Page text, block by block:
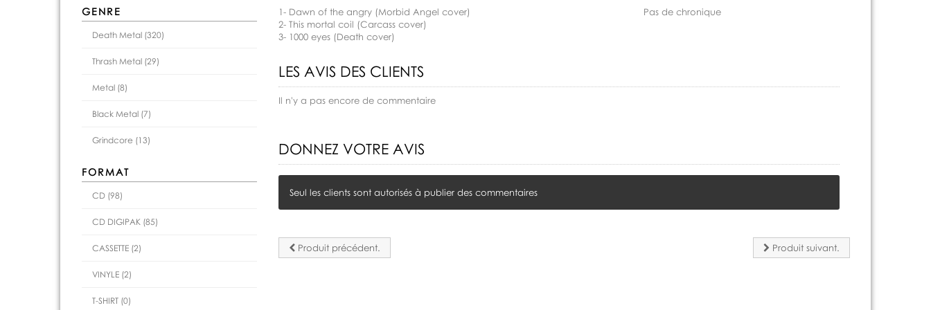
1- Dawn of the angry (Morbid Angel cover)
2- This mortal coil (Carcass cover)
3- 1000 eyes (Death cover)
Pas de chronique
LES AVIS DES CLIENTS
Il n'y a pas encore de commentaire
DONNEZ VOTRE AVIS
Seul les clients sont autorisés à publier des commentaires
Produit précédent. Produit suivant.
GENRE
Death Metal (320)
Thrash Metal (29)
Metal (8)
Black Metal (7)
Grindcore (13)
FORMAT
CD (98)
CD DIGIPAK (85)
CASSETTE (2)
VINYLE (2)
T-SHIRT (0)